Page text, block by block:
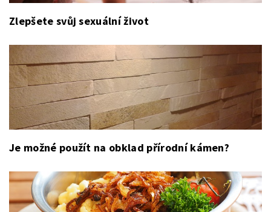
Zlepšete svůj sexuální život
Je možné použít na obklad přírodní kámen?